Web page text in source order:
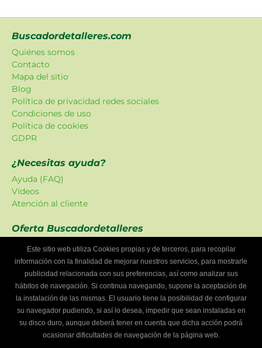
Buscadordetalleres.com
Quiénes somos
Contacto
Mapa del sitio
Blog
Política de privacidad redes sociales
Condiciones de uso
Política de cookies
GDPR
¿Necesitas ayuda?
Ayuda (FAQ)
Vídeos
Atención al cliente
Oferta Buscadordetalleres
Las promociones han sido creadas en exclusiva para
nuestra plataforma.
¿Eres un taller mecánico?
Escríbenos y te informaremos cómo formar parte de
Buscador de talleres.
Infórmate
Este sitio web utiliza Cookies propias y de terceros, para recopilar
información con la finalidad de mejorar nuestros servicios, para mostrarle
publicidad relacionada con sus preferencias, así como analizar sus
hábitos de navegación. Si continua navegando, supone la aceptación de
la instalación de las mismas. El usuario tiene la posibilidad de configurar
su navegador pudiendo, si así lo desea, impedir que sean instaladas en
su disco duro, aunque deberá tener en cuenta que dicha acción podrá
ocasionar dificultades de navegación de la página web.